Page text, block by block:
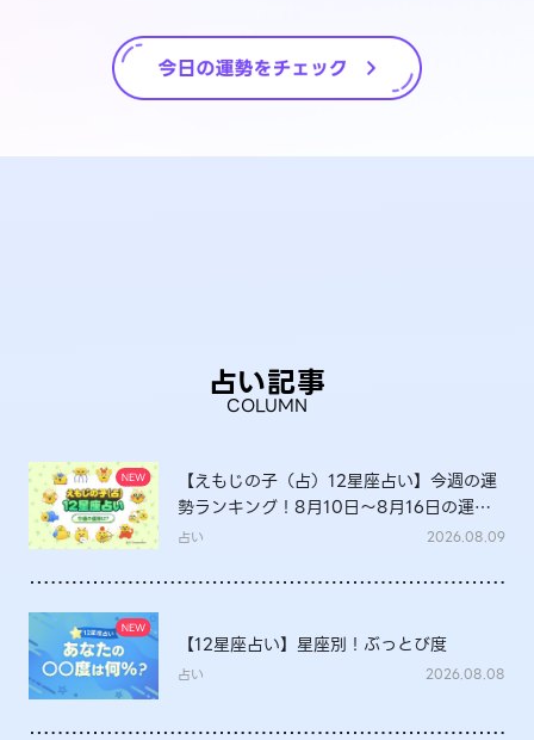
占い記事
COLUMN
【えもじの子（占）12星座占い】今週の運
勢ランキング！8月10日～8月16日の運勢
は？
占い 2026.08.09
【12星座占い】星座別！ぶっとび度
占い 2026.08.08